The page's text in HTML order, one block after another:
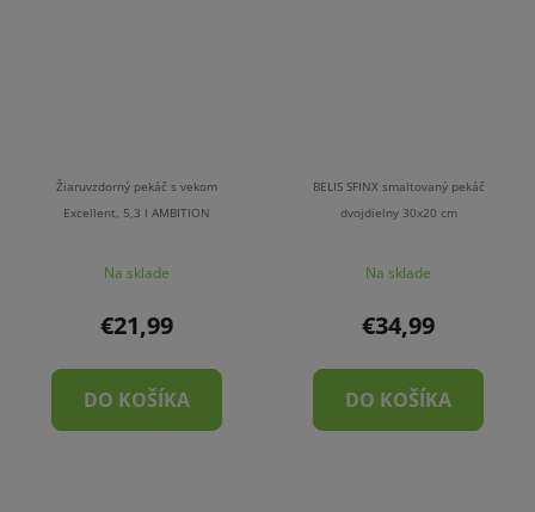
Žiaruvzdorný pekáč s vekom
Excellent, 5,3 l AMBITION
Na sklade
€21,99
DO KOŠÍKA
BELIS SFINX smaltovaný pekáč
dvojdielny 30x20 cm
Na sklade
€34,99
DO KOŠÍKA